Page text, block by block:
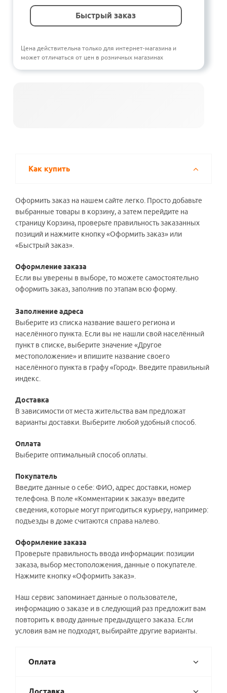
Быстрый заказ
Цена действительна только для интернет-магазина и
может отличаться от цен в розничных магазинах
Как купить
Оформить заказ на нашем сайте легко. Просто добавьте
выбранные товары в корзину, а затем перейдите на
страницу Корзина, проверьте правильность заказанных
позиций и нажмите кнопку «Оформить заказ» или
«Быстрый заказ».
Оформление заказа
Если вы уверены в выборе, то можете самостоятельно
оформить заказ, заполнив по этапам всю форму.
Заполнение адреса
Выберите из списка название вашего региона и
населённого пункта. Если вы не нашли свой населённый
пункт в списке, выберите значение «Другое
местоположение» и впишите название своего
населённого пункта в графу «Город». Введите правильный
индекс.
Доставка
В зависимости от места жительства вам предложат
варианты доставки. Выберите любой удобный способ.
Оплата
Выберите оптимальный способ оплаты.
Покупатель
Введите данные о себе: ФИО, адрес доставки, номер
телефона. В поле «Комментарии к заказу» введите
сведения, которые могут пригодиться курьеру, например:
подъезды в доме считаются справа налево.
Оформление заказа
Проверьте правильность ввода информации: позиции
заказа, выбор местоположения, данные о покупателе.
Нажмите кнопку «Оформить заказ».
Наш сервис запоминает данные о пользователе,
информацию о заказе и в следующий раз предложит вам
повторить к вводу данные предыдущего заказа. Если
условия вам не подходят, выбирайте другие варианты.
Оплата